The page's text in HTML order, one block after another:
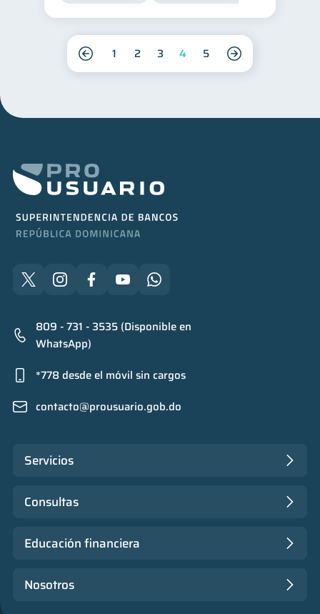
1 2 3 4 5
809 - 731 - 3535 (Disponible en
WhatsApp)
*778 desde el móvil sin cargos
contacto@prousuario.gob.do
Servicios
Consultas
Educación financiera
Nosotros